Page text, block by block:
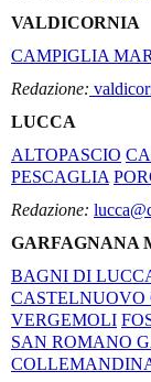
VALDICORNIA
CAMPIGLIA
Redazione:
LUCCA
ALTOPASCIO
PESCAGLIA
Redazione:
GARFAGNANA
BAGNI DI
VERGEMOLI
SAN ROMANO